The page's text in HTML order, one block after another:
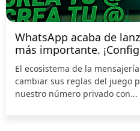
WhatsApp acaba de
más importante.
El ecosistema de la
cambiar sus reglas del juego
nuestro número privado con...